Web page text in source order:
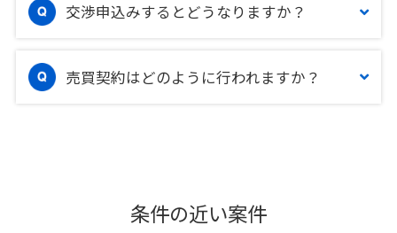
交渉申込みするとどうなりますか？
売買契約はどのように行われますか？
条件の近い案件